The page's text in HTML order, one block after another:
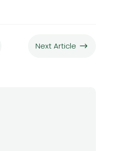
Next Article $